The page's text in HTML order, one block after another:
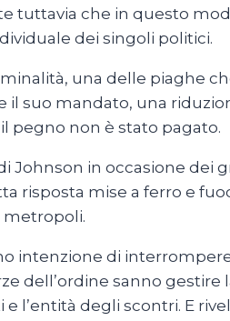
tuttavia che in questo
dei singoli politici.
una delle piaghe
suo mandato, una
pegno non è stato pagato.
Johnson in occasione dei
risposta mise a ferro e
metropoli.
intenzione di
dell’ordine sanno gestire
l’entità degli scontri. E